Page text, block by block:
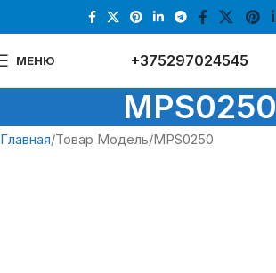
МЕНЮ +375297024545
MPS0250
Главная Товар Модель MPS0250